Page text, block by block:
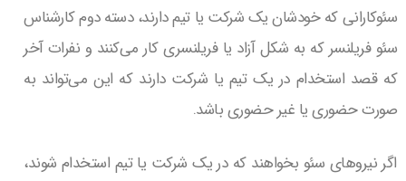
سئوکارانی که خودشان یک شرکت یا تیم دارند، دسته دوم کارشناس
سئو فریلنسر که به شکل آزاد یا فریلنسری کار می‌کنند و نفرات آخر
که قصد استخدام در یک تیم یا شرکت دارند که این می‌تواند به
صورت حضوری یا غیر حضوری باشد.
اگر نیروهای سئو بخواهند که در یک شرکت یا تیم استخدام شوند،